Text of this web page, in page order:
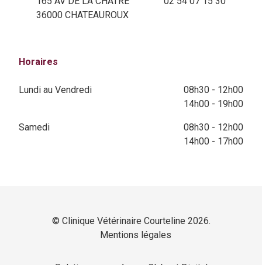
36000 CHATEAUROUX
Horaires
Lundi au Vendredi
08h30 - 12h00
14h00 - 19h00
Samedi
08h30 - 12h00
14h00 - 17h00
© Clinique Vétérinaire Courteline 2026.
Mentions légales